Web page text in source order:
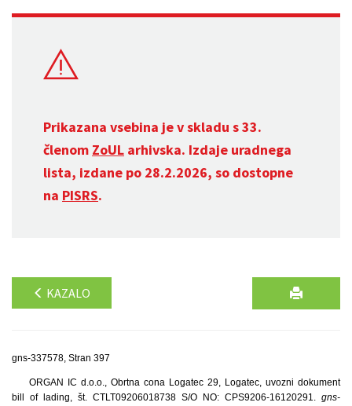
Prikazana vsebina je v skladu s 33.
členom ZoUL arhivska. Izdaje uradnega
lista, izdane po 28.2.2026, so dostopne
na PISRS.
KAZALO
gns-337578, Stran 397
ORGAN IC d.o.o., Obrtna cona Logatec 29, Logatec, uvozni dokument
bill of lading, št. CTLT09206018738 S/O NO: CPS9206-16120291. gns-